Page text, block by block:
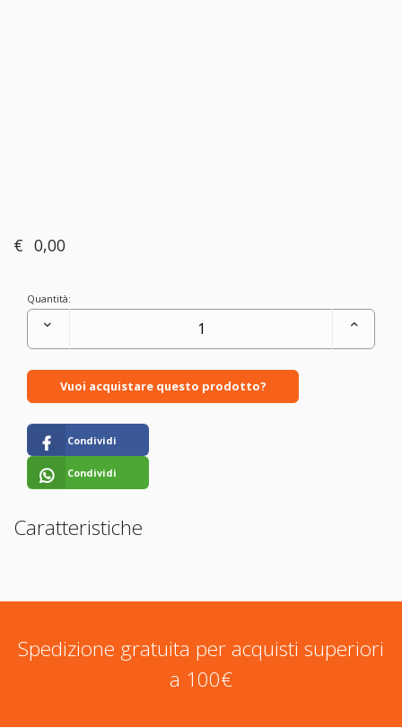
€ 0,00
Quantità:
Vuoi acquistare questo prodotto?
Condividi
Condividi
Caratteristiche
Spedizione gratuita per acquisti superiori
a 100€